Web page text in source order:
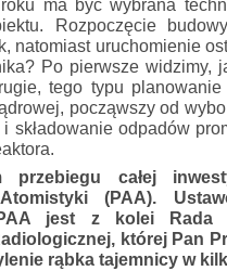
ma być wybrana
Rozpoczęcie
natomiast uruchomienie
Po pierwsze widzimy,
tego typu
począwszy od
składowanie odpadów
przebiegu całej
(PAA).
jest z kolei Rada
której Pan
rąbka tajemnicy w